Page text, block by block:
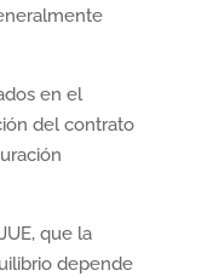
en el
del contrato
que la
depende